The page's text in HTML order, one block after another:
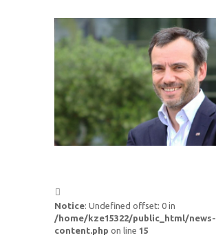
Notice: Undefined offset: 0 in
/home/kze15322/public_html/news-
content.php on line 15